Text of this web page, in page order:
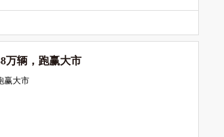
万辆，跑赢大市
赢大市